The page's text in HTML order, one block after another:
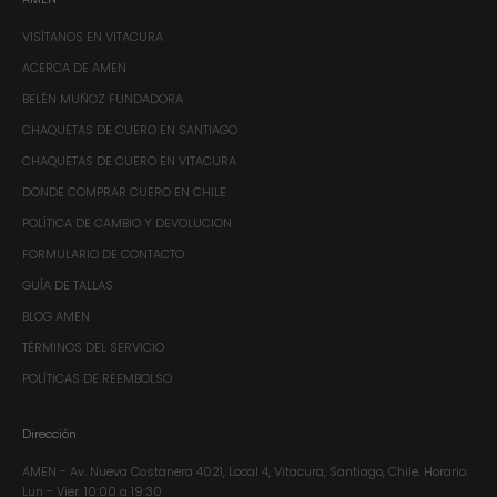
VISÍTANOS EN VITACURA
ACERCA DE AMEN
BELÉN MUÑOZ FUNDADORA
CHAQUETAS DE CUERO EN SANTIAGO
CHAQUETAS DE CUERO EN VITACURA
DONDE COMPRAR CUERO EN CHILE
POLÍTICA DE CAMBIO Y DEVOLUCION
FORMULARIO DE CONTACTO
GUÍA DE TALLAS
BLOG AMEN
TÉRMINOS DEL SERVICIO
POLÍTICAS DE REEMBOLSO
Dirección
AMEN - Av. Nueva Costanera 4021, Local 4, Vitacura, Santiago, Chile.​ Horario:
Lun - Vier. 10:00 a 19:30